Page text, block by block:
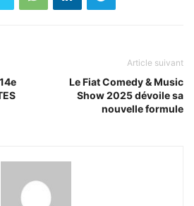
Article suivant
Le Fiat Comedy & Music
Show 2025 dévoile sa
nouvelle formule